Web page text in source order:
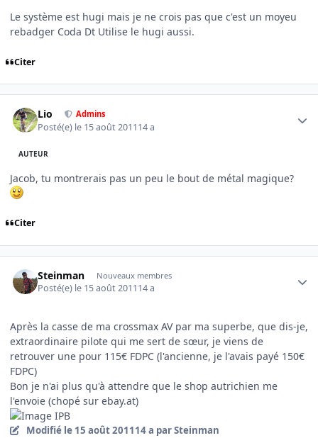
Le système est hugi mais je ne crois pas que c'est un moyeu
rebadger Coda Dt Utilise le hugi aussi.
Citer
Lio Admins
Posté(e) le 15 août 201114 a
AUTEUR
Jacob, tu montrerais pas un peu le bout de métal magique?
Citer
Steinman Nouveaux membres
Posté(e) le 15 août 201114 a
Après la casse de ma crossmax AV par ma superbe, que dis-je,
extraordinaire pilote qui me sert de sœur, je viens de
retrouver une pour 115€ FDPC (l'ancienne, je l'avais payé 150€
FDPC)
Bon je n'ai plus qu'à attendre que le shop autrichien me
l'envoie (chopé sur ebay.at)
Modifié le 15 août 201114 a par Steinman